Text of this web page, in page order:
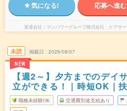
気になる! 応募へ進む
派遣会社 マンパワーグループ株式会社 ケアサ
未読
NEW
掲載日 2026/08/07
【週2～】夕方までのデイ
立ができる！｜時短OK｜
職種未経験OK 交通費別途支給あり